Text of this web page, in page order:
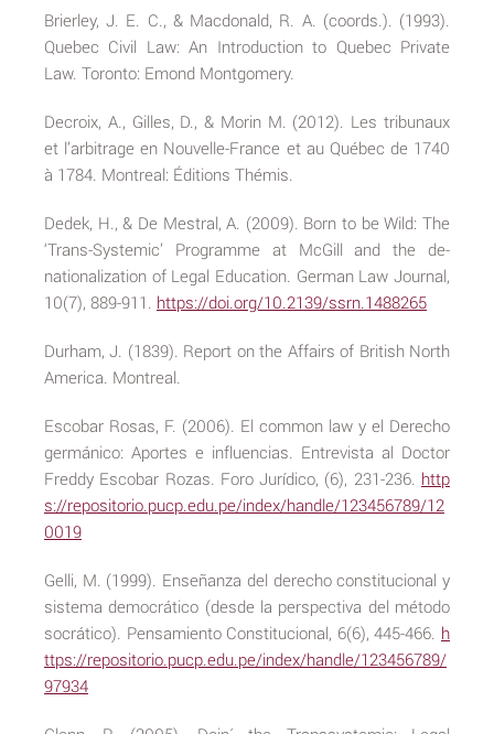
Brierley, J. E. C., & Macdonald, R. A. (coords.). (1993).
Quebec Civil Law: An Introduction to Quebec Private
Law. Toronto: Emond Montgomery.
Decroix, A., Gilles, D., & Morin M. (2012). Les tribunaux
et l’arbitrage en Nouvelle-France et au Québec de 1740
à 1784. Montreal: Éditions Thémis.
Dedek, H., & De Mestral, A. (2009). Born to be Wild: The
‘Trans-Systemic’ Programme at McGill and the de-
nationalization of Legal Education. German Law Journal,
10(7), 889-911. https://doi.org/10.2139/ssrn.1488265
Durham, J. (1839). Report on the Affairs of British North
America. Montreal.
Escobar Rosas, F. (2006). El common law y el Derecho
germánico: Aportes e influencias. Entrevista al Doctor
Freddy Escobar Rozas. Foro Jurídico, (6), 231-236. http
s://repositorio.pucp.edu.pe/index/handle/123456789/12
0019
Gelli, M. (1999). Enseñanza del derecho constitucional y
sistema democrático (desde la perspectiva del método
socrático). Pensamiento Constitucional, 6(6), 445-466. h
ttps://repositorio.pucp.edu.pe/index/handle/123456789/
97934